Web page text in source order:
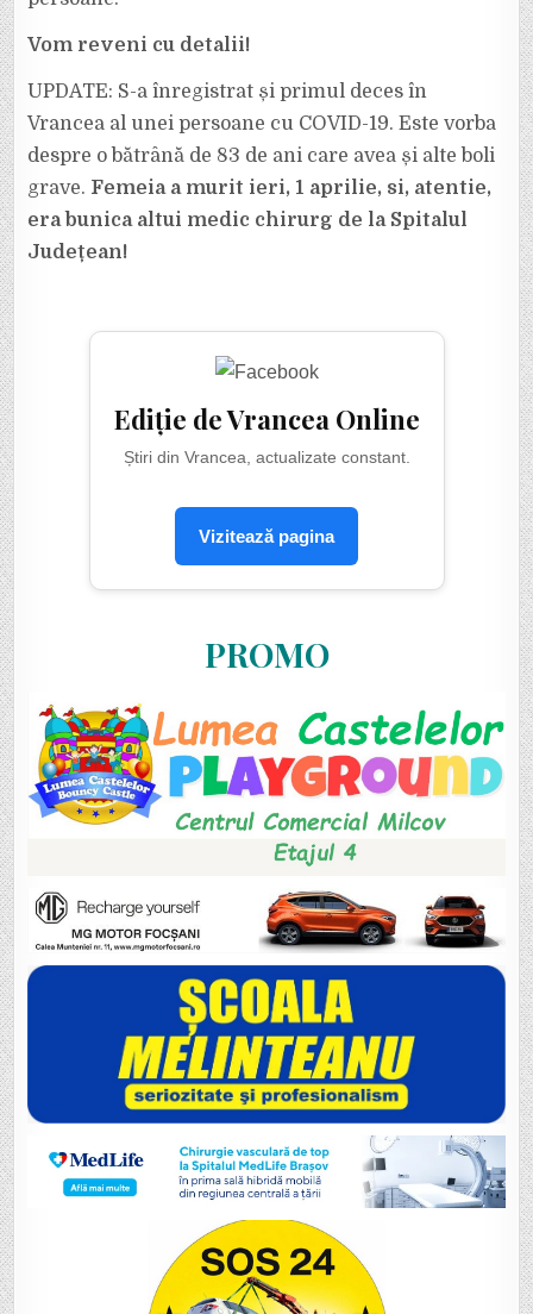
SPITAL!
Vom reveni cu detalii!
UPDATE: S-a înregistrat și primul deces în
Vrancea al unei persoane cu COVID-19. Este vorba
despre o bătrână de 83 de ani care avea și alte boli
grave. Femeia a murit ieri, 1 aprilie, si, atentie,
era bunica altui medic chirurg de la Spitalul
Județean!
Ediție de Vrancea Online
Știri din Vrancea, actualizate constant.
Vizitează pagina
PROMO